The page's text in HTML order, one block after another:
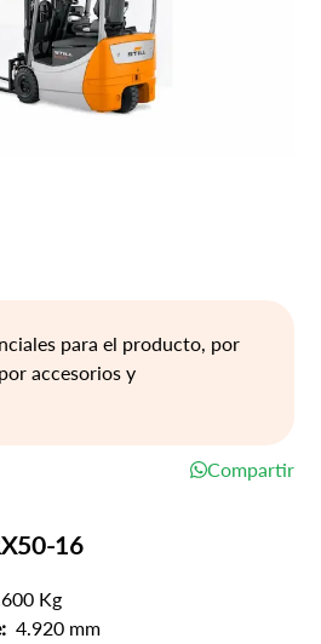
para el producto, por
accesorios y
Compartir
16
Kg
4.920 mm